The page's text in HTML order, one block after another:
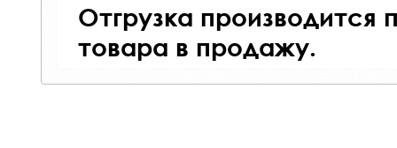
Отгрузка производится
товара в продажу.